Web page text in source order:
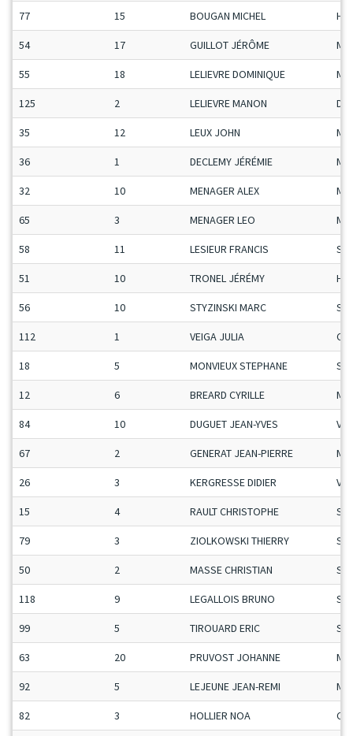
77 15 BOUGAN MICHEL H-C
54 17 GUILLOT JÉRÔME
55 18 LELIEVRE DOMINIQUE
125 2 LELIEVRE MANON
35 12 LEUX JOHN
36 1 DECLEMY JÉRÉMIE
32 10 MENAGER ALEX
65 3 MENAGER LEO
58 11 LESIEUR FRANCIS
51 10 TRONEL JÉRÉMY H-C
56 10 STYZINSKI MARC
112 1 VEIGA JULIA
18 5 MONVIEUX STEPHANE
12 6 BREARD CYRILLE
84 10 DUGUET JEAN-YVES Vet
67 2 GENERAT JEAN-PIERRE
26 3 KERGRESSE DIDIER Vet
15 4 RAULT CHRISTOPHE
79 3 ZIOLKOWSKI THIERRY
50 2 MASSE CHRISTIAN
118 9 LEGALLOIS BRUNO
99 5 TIROUARD ERIC
63 20 PRUVOST JOHANNE
92 5 LEJEUNE JEAN-REMI
82 3 HOLLIER NOA